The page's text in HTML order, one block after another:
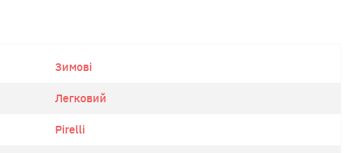
Зимові
Легковий
Pirelli